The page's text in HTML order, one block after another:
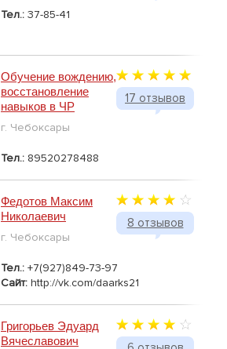
Тел.: 37-85-41
17 отзывов
Обучение вождению,
восстановление
навыков в ЧР
г. Чебоксары
Тел.: 89520278488
8 отзывов
Федотов Максим
Николаевич
г. Чебоксары
Тел.: +7(927)849-73-97
Сайт: http://vk.com/daarks21
Григорьев Эдуард
Вячеславович